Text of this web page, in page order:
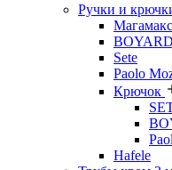
Ручки и
Магамакс
BOYARD
Sete
Paolo
Крючок
Hafele